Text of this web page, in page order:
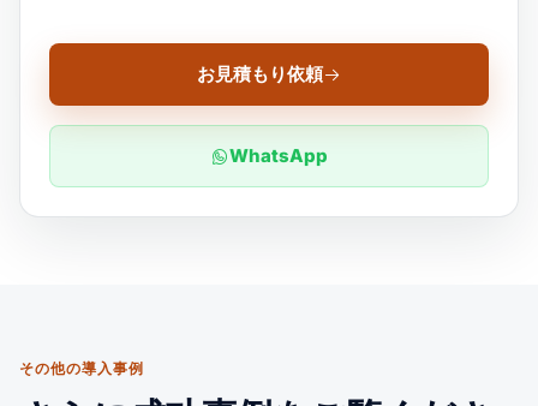
お見積もり依頼
WhatsApp
その他の導入事例